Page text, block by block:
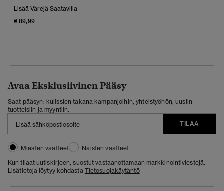
Lisää Värejä Saatavilla
€ 89,99
Avaa Eksklusiivinen Pääsy
Saat pääsyn: kulissien takana kampanjoihin, yhteistyöhön, uusiin
tuotteisiin ja myyntiin.
TILAA
Miesten vaatteet
Naisten vaatteet
Kun tilaat uutiskirjeen, suostut vastaanottamaan markkinointiviestejä.
Lisätietoja löytyy kohdasta Tietosuojakäytäntö